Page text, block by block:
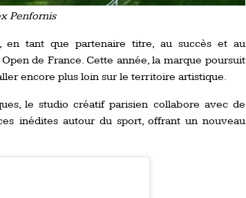
Penfornis
en tant que partenaire titre, au succès et au
de France. Cette année, la marque poursuit
encore plus loin sur le territoire artistique.
le studio créatif parisien collabore avec de
inédites autour du sport, offrant un nouveau